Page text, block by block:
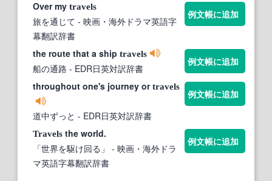
Over my travels
旅を通じて - 映画・海外ドラマ英語字
幕翻訳辞書
例文帳に追加
the route that a ship travels
船の通路 - EDR日英対訳辞書
例文帳に追加
throughout one's journey ortravels
道中ずっと - EDR日英対訳辞書
例文帳に追加
Travels the world.
「世界を駆け回る」 - 映画・海外ドラ
マ英語字幕翻訳辞書
例文帳に追加